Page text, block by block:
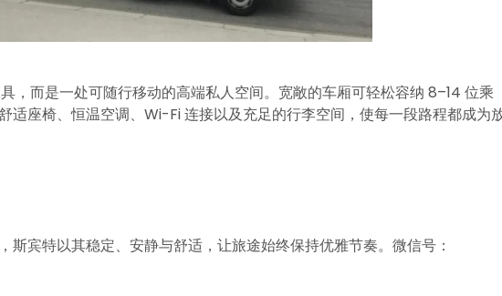
，而是一处可随行移动的高端私人空间。宽敞的车厢可轻松容纳 8–14 位乘
适座椅、恒温空调、Wi-Fi 连接以及充足的行李空间，使每一段路程都成为
斯宾特以其稳定、安静与舒适，让旅途始终保持优雅节奏。微信号：